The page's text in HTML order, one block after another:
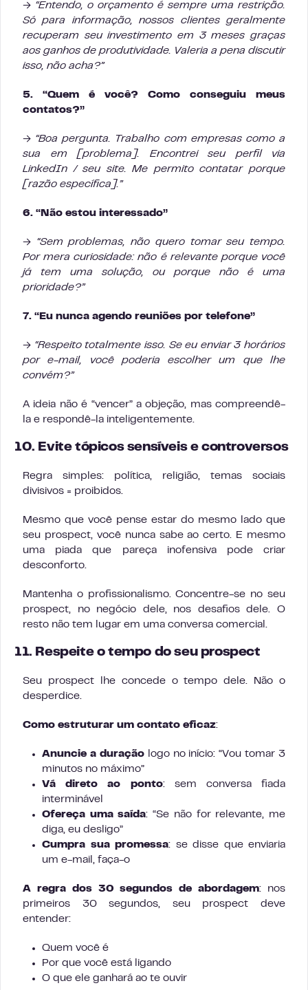
→ “Entendo, o orçamento é sempre uma restrição.
Só para informação, nossos clientes geralmente
recuperam seu investimento em 3 meses graças
aos ganhos de produtividade. Valeria a pena discutir
isso, não acha?”
5. “Quem é você? Como conseguiu meus
contatos?”
→ “Boa pergunta. Trabalho com empresas como a
sua em [problema]. Encontrei seu perfil via
LinkedIn / seu site. Me permito contatar porque
[razão específica].”
6. “Não estou interessado”
→ “Sem problemas, não quero tomar seu tempo.
Por mera curiosidade: não é relevante porque você
já tem uma solução, ou porque não é uma
prioridade?”
7. “Eu nunca agendo reuniões por telefone”
→ “Respeito totalmente isso. Se eu enviar 3 horários
por e-mail, você poderia escolher um que lhe
convém?”
A ideia não é “vencer” a objeção, mas compreendê-
la e respondê-la inteligentemente.
10. Evite tópicos sensíveis e controversos
Regra simples: política, religião, temas sociais
divisivos = proibidos.
Mesmo que você pense estar do mesmo lado que
seu prospect, você nunca sabe ao certo. E mesmo
uma piada que pareça inofensiva pode criar
desconforto.
Mantenha o profissionalismo. Concentre-se no seu
prospect, no negócio dele, nos desafios dele. O
resto não tem lugar em uma conversa comercial.
11. Respeite o tempo do seu prospect
Seu prospect lhe concede o tempo dele. Não o
desperdice.
Como estruturar um contato eficaz:
Anuncie a duraçãologo no início: “Vou tomar 3
minutos no máximo”
Vá direto ao ponto: sem conversa fiada
interminável
Ofereça uma saída: “Se não for relevante, me
diga, eu desligo”
Cumpra sua promessa: se disse que enviaria
um e-mail, faça-o
A regra dos 30 segundos de abordagem: nos
primeiros 30 segundos, seu prospect deve
entender:
Quem você é
Por que você está ligando
O que ele ganhará ao te ouvir